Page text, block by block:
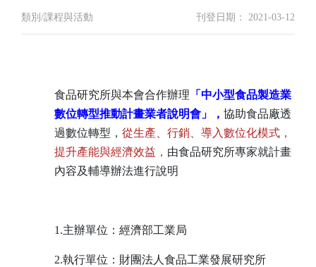
類別/課程與活動 刊登日期： 2021-03-12
食品研究所與本會合作辦理 「中小型食品製造業
數位轉型推動計畫業者說明會」，協助食品廠透
過數位轉型，從生產、行銷、導入數位化模式，
提升產能與經濟效益， 由食品研究所專家就計畫
內容及輔導辦法進行說明
1.主辦單位：經濟部工業局
2.執行單位：財團法人食品工業發展研究所